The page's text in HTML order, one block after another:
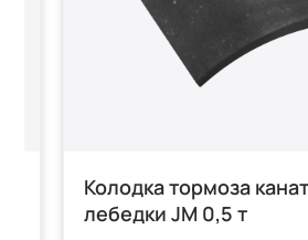
Колодка тормоза
лебедки JM 0,5 т